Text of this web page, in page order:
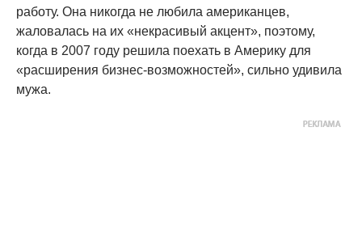
работу. Она никогда не любила американцев,
жаловалась на их «некрасивый акцент», поэтому,
когда в 2007 году решила поехать в Америку для
«расширения бизнес-возможностей», сильно удивила
мужа.